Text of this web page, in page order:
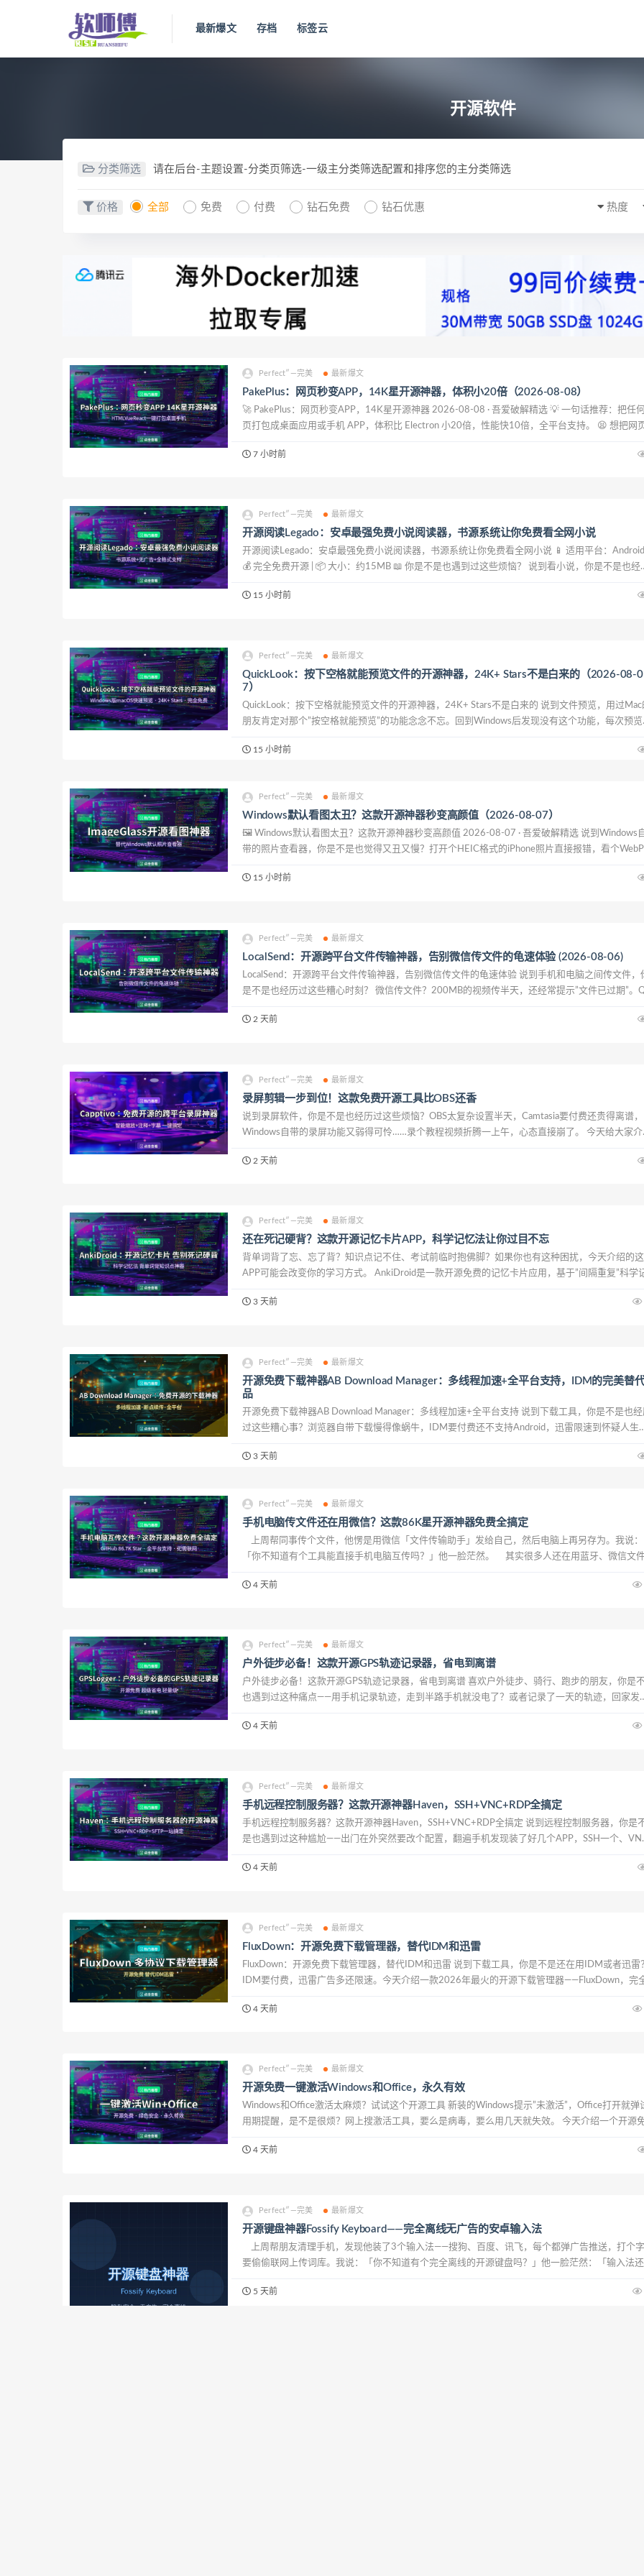
最新爆文 存档 标签云
开源软件
分类筛选 请在后台-主题设置-分类页筛选-一级主分类筛选配置和排序您的主分类筛选
价格 全部 免费 付费 钻石免费 钻石优惠 热度
Perfect″—完美 最新爆文
PakePlus：网页秒变APP，14K星开源神器，体积小20倍（2026-08-08）
🚀 PakePlus：网页秒变APP，14K星开源神器 2026-08-08 · 吾爱破解精选 💡 一句话推荐：把任
页打包成桌面应用或手机 APP，体积比 Electron 小20倍，性能快10倍，全平台支持。 😫 想把网
7 小时前
Perfect″—完美 最新爆文
开源阅读Legado：安卓最强免费小说阅读器，书源系统让你免费看全网小说
开源阅读Legado：安卓最强免费小说阅读器，书源系统让你免费看全网小说 📱 适用平台：Android |
💰 完全免费开源 | 📦 大小：约15MB 📖 你是不是也遇到过这些烦恼？ 说到看小说，你是不是也经
15 小时前
Perfect″—完美 最新爆文
QuickLook：按下空格就能预览文件的开源神器，24K+ Stars不是白来的（2026-08-0
7）
QuickLook：按下空格就能预览文件的开源神器，24K+ Stars不是白来的 说到文件预览，用过Mac
朋友肯定对那个”按空格就能预览”的功能念念不忘。回到Windows后发现没有这个功能，每次预览
15 小时前
Perfect″—完美 最新爆文
Windows默认看图太丑？这款开源神器秒变高颜值（2026-08-07）
🖼️ Windows默认看图太丑？这款开源神器秒变高颜值 2026-08-07 · 吾爱破解精选 说到Windows自
带的照片查看器，你是不是也觉得又丑又慢？打开个HEIC格式的iPhone照片直接报错，看个WebP
15 小时前
Perfect″—完美 最新爆文
LocalSend：开源跨平台文件传输神器，告别微信传文件的龟速体验 (2026-08-06)
LocalSend：开源跨平台文件传输神器，告别微信传文件的龟速体验 说到手机和电脑之间传文件，
是不是也经历过这些糟心时刻？ 微信传文件？200MB的视频传半天，还经常提示”文件已过期”。
2 天前
Perfect″—完美 最新爆文
录屏剪辑一步到位！这款免费开源工具比OBS还香
说到录屏软件，你是不是也经历过这些烦恼？OBS太复杂设置半天，Camtasia要付费还贵得离谱，
Windows自带的录屏功能又弱得可怜……录个教程视频折腾一上午，心态直接崩了。 今天给大家介
2 天前
Perfect″—完美 最新爆文
还在死记硬背？这款开源记忆卡片APP，科学记忆法让你过目不忘
背单词背了忘、忘了背？知识点记不住、考试前临时抱佛脚？如果你也有这种困扰，今天介绍的
APP可能会改变你的学习方式。 AnkiDroid是一款开源免费的记忆卡片应用，基于”间隔重复”科学
3 天前
Perfect″—完美 最新爆文
开源免费下载神器AB Download Manager：多线程加速+全平台支持，IDM的完美替
品
开源免费下载神器AB Download Manager：多线程加速+全平台支持 说到下载工具，你是不是也经
过这些糟心事？浏览器自带下载慢得像蜗牛，IDM要付费还不支持Android，迅雷限速到怀疑人生
3 天前
Perfect″—完美 最新爆文
手机电脑传文件还在用微信？这款86K星开源神器免费全搞定
上周帮同事传个文件，他愣是用微信「文件传输助手」发给自己，然后电脑上再另存为。我说：
「你不知道有个工具能直接手机电脑互传吗？」他一脸茫然。 其实很多人还在用蓝牙、微信文件
4 天前
Perfect″—完美 最新爆文
户外徒步必备！这款开源GPS轨迹记录器，省电到离谱
户外徒步必备！这款开源GPS轨迹记录器，省电到离谱 喜欢户外徒步、骑行、跑步的朋友，你是
也遇到过这种痛点——用手机记录轨迹，走到半路手机就没电了？或者记录了一天的轨迹，回家发
级省电，记录GPS轨迹的...
4 天前
Perfect″—完美 最新爆文
手机远程控制服务器？这款开源神器Haven，SSH+VNC+RDP全搞定
手机远程控制服务器？这款开源神器Haven，SSH+VNC+RDP全搞定 说到远程控制服务器，你是
是也遇到过这种尴尬——出门在外突然要改个配置，翻遍手机发现装了好几个APP，SSH一个、
个APP搞定...
4 天前
Perfect″—完美 最新爆文
FluxDown：开源免费下载管理器，替代IDM和迅雷
FluxDown：开源免费下载管理器，替代IDM和迅雷 说到下载工具，你是不是还在用IDM或者迅雷
IDM要付费，迅雷广告多还限速。今天介绍一款2026年最火的开源下载管理器——FluxDown，完
4 天前
Perfect″—完美 最新爆文
开源免费一键激活Windows和Office，永久有效
Windows和Office激活太麻烦？试试这个开源工具 新装的Windows提示”未激活”，Office打开就弹
用期提醒，是不是很烦？网上搜激活工具，要么是病毒，要么用几天就失效。 今天介绍一个开源
4 天前
Perfect″—完美 最新爆文
开源键盘神器Fossify Keyboard——完全离线无广告的安卓输入法
上周帮朋友清理手机，发现他装了3个输入法——搜狗、百度、讯飞，每个都弹广告推送，打个
要偷偷联网上传词库。我说：「你不知道有个完全离线的开源键盘吗？」他一脸茫然：「输入法还
5 天前